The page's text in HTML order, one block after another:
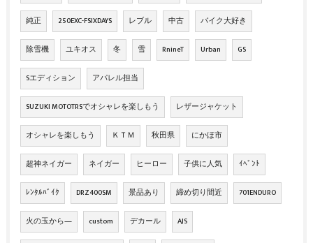
純正 250EXC-FSIXDAYS レブル 中古 バイク大好き
除雪機 ユキオス 冬 雪 RnineT Urban GS
Sエディション アパレル担当
SUZUKI MOTOTRSでオシャレを楽しもう レザージャケット
オシャレを楽しもう ＫＴＭ 秋田県 にかほ市
超神ネイガー ネイガー ヒーロー 子供に人気 ｲﾍﾞﾝﾄ
ﾚﾝﾀﾙﾊﾞｲｸ DRZ400SM 景品あり 締め切り間近 701ENDURO
火の玉から― custom デカール AJS